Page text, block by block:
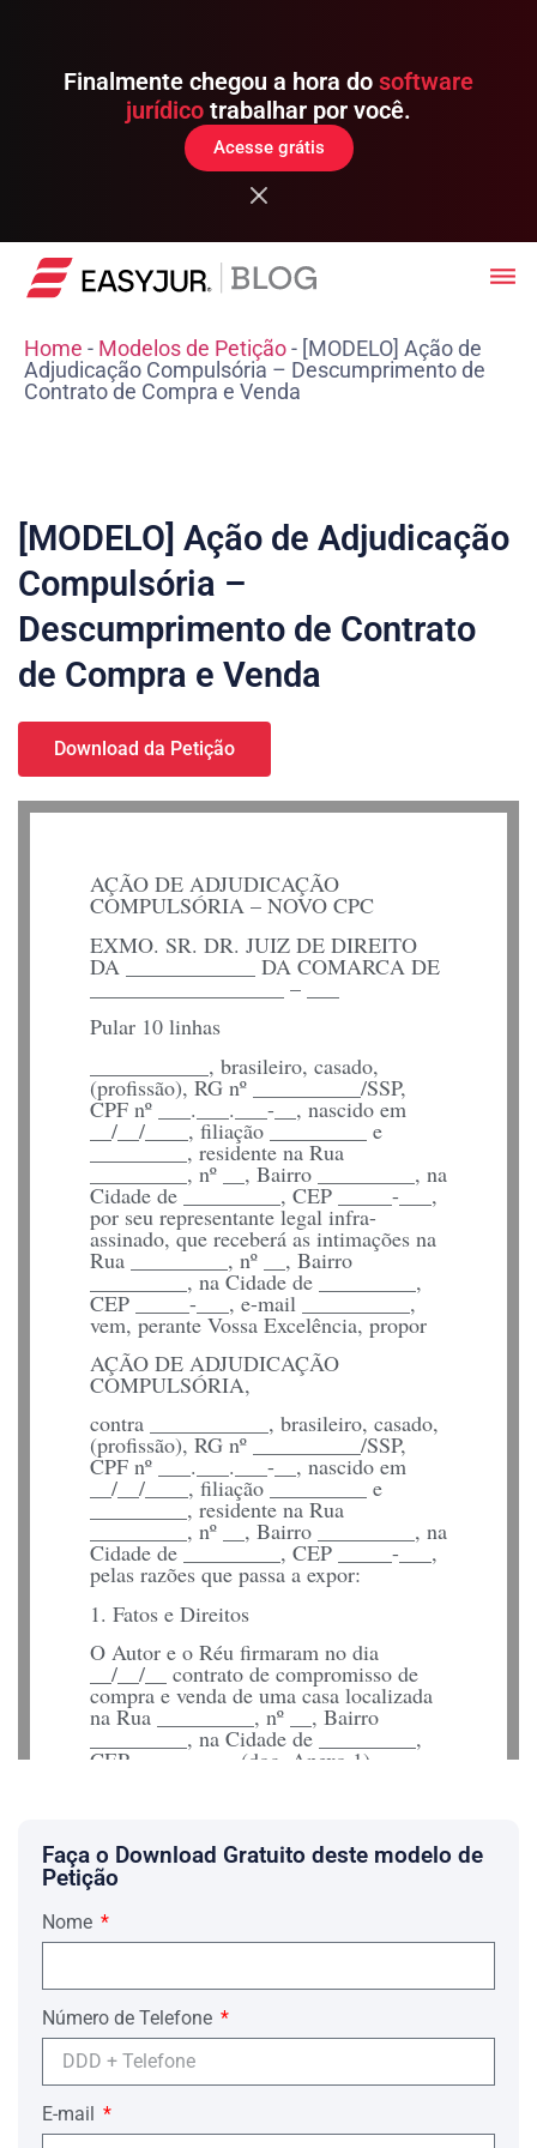
Finalmente chegou a hora do software
jurídico trabalhar por você.
Acesse grátis
Home - Modelos de Petição- [MODELO] Ação de
Adjudicação Compulsória – Descumprimento de
Contrato de Compra e Venda
[MODELO] Ação de Adjudicação
Compulsória –
Descumprimento de Contrato
de Compra e Venda
Download da Petição
AÇÃO DE ADJUDICAÇÃO
COMPULSÓRIA – NOVO CPC
EXMO. SR. DR. JUIZ DE DIREITO
DA ____________ DA COMARCA DE
__________________ – ___
Pular 10 linhas
___________, brasileiro, casado,
(profissão), RG nº __________/SSP,
CPF nº ___.___.___-__, nascido em
__/__/____, filiação _________ e
_________, residente na Rua
_________, nº __, Bairro _________, na
Cidade de _________, CEP _____-___,
por seu representante legal infra-
assinado, que receberá as intimações na
Rua _________, nº __, Bairro
_________, na Cidade de _________,
CEP _____-___, e-mail __________,
vem, perante Vossa Excelência, propor
AÇÃO DE ADJUDICAÇÃO
COMPULSÓRIA,
contra ___________, brasileiro, casado,
(profissão), RG nº __________/SSP,
CPF nº ___.___.___-__, nascido em
__/__/____, filiação _________ e
_________, residente na Rua
_________, nº __, Bairro _________, na
Cidade de _________, CEP _____-___,
pelas razões que passa a expor:
1. Fatos e Direitos
O Autor e o Réu firmaram no dia
__/__/__ contrato de compromisso de
compra e venda de uma casa localizada
na Rua _________, nº __, Bairro
_________, na Cidade de _________,
CEP _____-___. (doc. Anexo 1).
_______,__, com vencimento todo dia
__ de cada mês, somando o valor total
de R$ __________,__, estipularam,
total da obrigação caso alguma das
cláusulas do contrato fossem
O Autor adimpliu todas as parcelas na
forma acordada (recibo de quitação total,
dado pelo réu, em anexo – doc. 3).
Entretanto, o Réu não realizou a
por completo a legislação vigente, arts.
1.417 e 1.418 do CC.
Faça o Download Gratuito deste modelo de
Petição
Nome
Número de Telefone
E-mail